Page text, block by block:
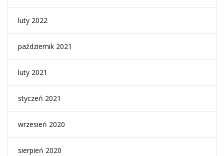
luty 2022
październik 2021
luty 2021
styczeń 2021
wrzesień 2020
sierpień 2020